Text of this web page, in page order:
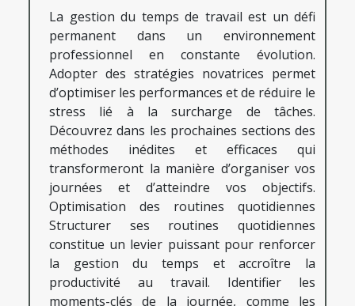
La gestion du temps de travail est un défi
permanent dans un environnement
professionnel en constante évolution.
Adopter des stratégies novatrices permet
d’optimiser les performances et de réduire le
stress lié à la surcharge de tâches.
Découvrez dans les prochaines sections des
méthodes inédites et efficaces qui
transformeront la manière d’organiser vos
journées et d’atteindre vos objectifs.
Optimisation des routines quotidiennes
Structurer ses routines quotidiennes
constitue un levier puissant pour renforcer
la gestion du temps et accroître la
productivité au travail. Identifier les
moments-clés de la journée, comme les